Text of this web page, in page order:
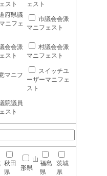
スト
ェスト
府県議
ニフェ
市議会会派
マニフェスト
会会派
スト
村議会会派
マニフェスト
マニフ
スイッチユ
ーザーマニフェ
スト
院議員
スト
秋田
県
山
形県
福島
県
茨城
県